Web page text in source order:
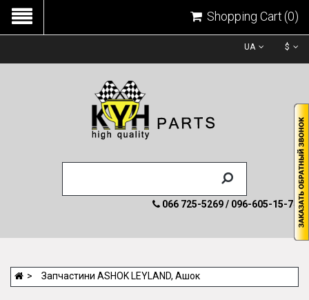
UA $
066 725-5269 / 096-605-15-74
Shopping Cart(0)
Запчастини ASHOK LEYLAND, Ашок